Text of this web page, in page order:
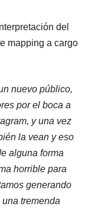
del
mapping a cargo
nuevo público,
por el boca a
y una vez
la vean y eso
alguna forma
horrible para
generando
tremenda